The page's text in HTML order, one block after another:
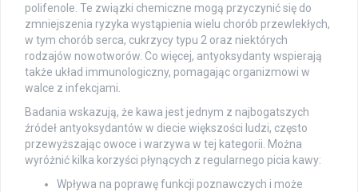
polifenole. Te związki chemiczne mogą przyczynić się do
zmniejszenia ryzyka wystąpienia wielu chorób przewlekłych,
w tym chorób serca, cukrzycy typu 2 oraz niektórych
rodzajów nowotworów. Co więcej, antyoksydanty wspierają
także układ immunologiczny, pomagając organizmowi w
walce z infekcjami.
Badania wskazują, że kawa jest jednym z najbogatszych
źródeł antyoksydantów w diecie większości ludzi, często
przewyższając owoce i warzywa w tej kategorii. Można
wyróżnić kilka korzyści płynących z regularnego picia kawy:
Wpływa na poprawę funkcji poznawczych i może